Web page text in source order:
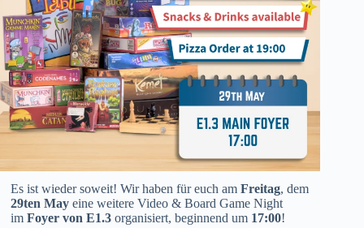
Es ist wieder soweit! Wir haben für euch am Freitag, dem
29ten Mayeine weitere Video & Board Game Night
im Foyer von E1.3organisiert, beginnend um 17:00!